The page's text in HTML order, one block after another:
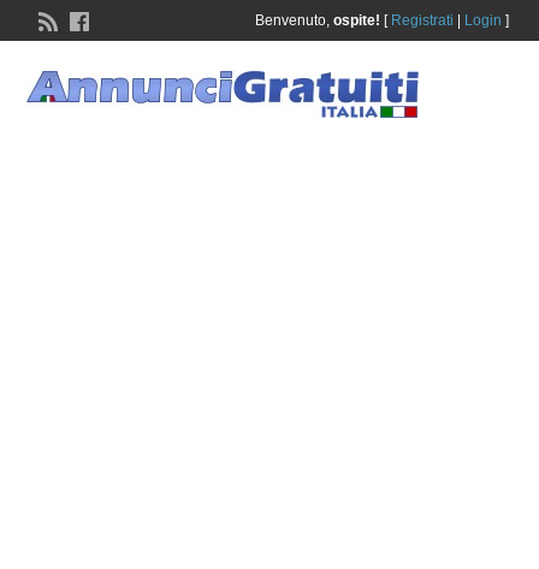
Benvenuto, ospite! [ Registrati Login ]